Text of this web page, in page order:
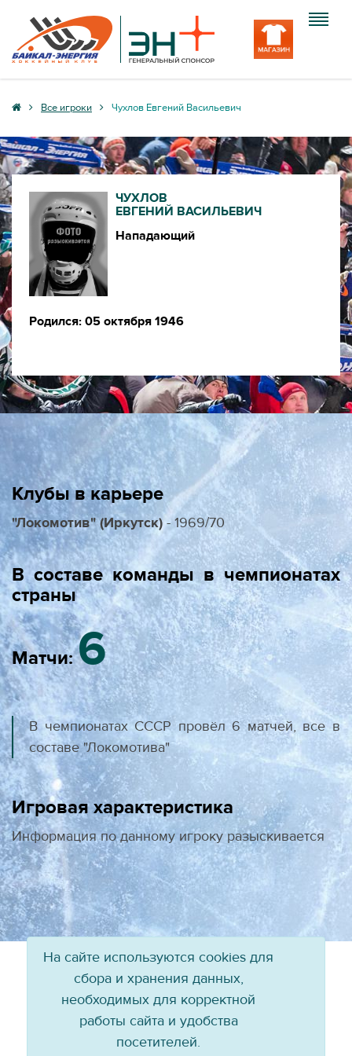
Клуб
Команда
Болельщику
Медиа
Все игроки Чухлов Евгений Васильевич
ЧУХЛОВ
ЕВГЕНИЙ ВАСИЛЬЕВИЧ
Нападающий
Родился: 05 октября 1946
Клубы в карьере
"Локомотив" (Иркутск)- 1969/70
В составе команды в чемпионатах
страны
Матчи:6
В чемпионатах СССР провёл 6 матчей, все в
составе "Локомотива"
Игровая характеристика
Информация по данному игроку разыскивается
На сайте используются cookies для
сбора и хранения данных,
необходимых для корректной
работы сайта и удобства
посетителей.